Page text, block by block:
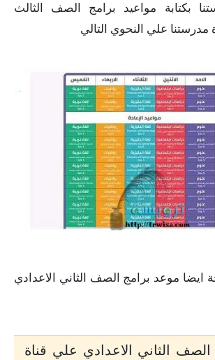
بكتابة مواعيد برامج الصف الثالث
مدرستنا علي النحوي التالي
ايضا موعد برامج الصف الثاني الاعدادي
الثاني الاعدادي علي قناة